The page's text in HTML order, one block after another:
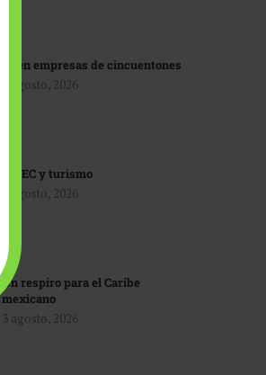
IA en empresas de cincuentones
3 agosto, 2026
TMEC y turismo
3 agosto, 2026
Un respiro para el Caribe
mexicano
3 agosto, 2026